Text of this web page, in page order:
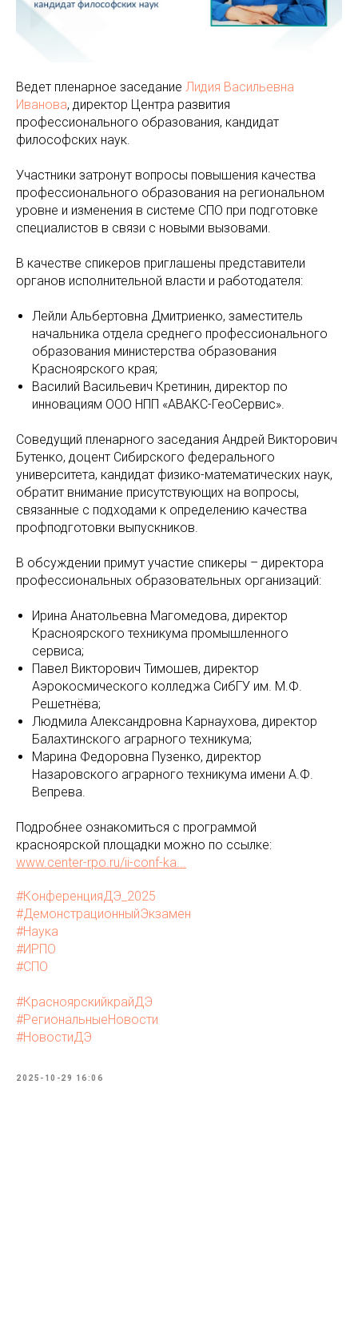
Ведет пленарное заседание Лидия Васильевна
Иванова, директор Центра развития
профессионального образования, кандидат
философских наук.
Участники затронут вопросы повышения качества
профессионального образования на региональном
уровне и изменения в системе СПО при подготовке
специалистов в связи с новыми вызовами.
В качестве спикеров приглашены представители
органов исполнительной власти и работодателя:
Лейли Альбертовна Дмитриенко, заместитель
начальника отдела среднего профессионального
образования министерства образования
Красноярского края;
Василий Васильевич Кретинин, директор по
инновациям ООО НПП «АВАКС-ГеоСервис».
Соведущий пленарного заседания Андрей Викторович
Бутенко, доцент Сибирского федерального
университета, кандидат физико-математических наук,
обратит внимание присутствующих на вопросы,
связанные с подходами к определению качества
профподготовки выпускников.
В обсуждении примут участие спикеры – директора
профессиональных образовательных организаций:
Ирина Анатольевна Магомедова, директор
Красноярского техникума промышленного
сервиса;
Павел Викторович Тимошев, директор
Аэрокосмического колледжа СибГУ им. М.Ф.
Решетнёва;
Людмила Александровна Карнаухова, директор
Балахтинского аграрного техникума;
Марина Федоровна Пузенко, директор
Назаровского аграрного техникума имени А.Ф.
Вепрева.
Подробнее ознакомиться с программой
красноярской площадки можно по ссылке:
www.center-rpo.ru/ii-conf-ka...
#КонференцияДЭ_2025
#ДемонстрационныйЭкзамен
#Наука
#ИРПО
#СПО
#КрасноярскийкрайДЭ
#РегиональныеНовости
#НовостиДЭ
2025-10-29 16:06